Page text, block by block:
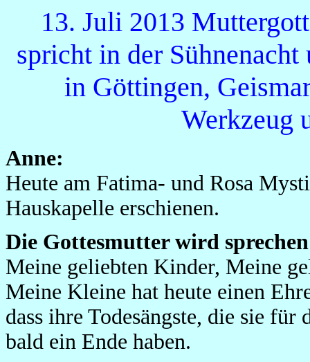
13. Juli 2013
spricht in der
in Göttingen,
Werkzeug
Anne:
Heute am Fatima- und Rosa
Hauskapelle erschienen.
Die Gottesmutter wird
Meine geliebten Kinder, Meine
Meine Kleine hat heute einen
dass ihre Todesängste, die sie
bald ein Ende haben.